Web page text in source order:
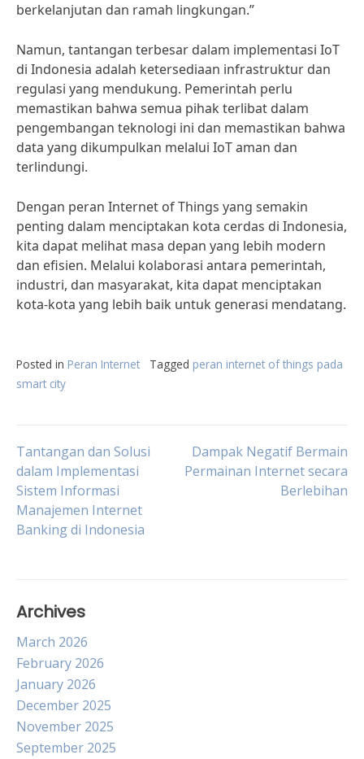
berkelanjutan dan ramah lingkungan.”
Namun, tantangan terbesar dalam implementasi IoT
di Indonesia adalah ketersediaan infrastruktur dan
regulasi yang mendukung. Pemerintah perlu
memastikan bahwa semua pihak terlibat dalam
pengembangan teknologi ini dan memastikan bahwa
data yang dikumpulkan melalui IoT aman dan
terlindungi.
Dengan peran Internet of Things yang semakin
penting dalam menciptakan kota cerdas di Indonesia,
kita dapat melihat masa depan yang lebih modern
dan efisien. Melalui kolaborasi antara pemerintah,
industri, dan masyarakat, kita dapat menciptakan
kota-kota yang lebih baik untuk generasi mendatang.
Posted in Peran Internet Tagged peran internet of things pada
smart city
Post
navigation
Tantangan dan Solusi
dalam Implementasi
Sistem Informasi
Manajemen Internet
Banking di Indonesia
Dampak Negatif Bermain
Permainan Internet secara
Berlebihan
Archives
March 2026
February 2026
January 2026
December 2025
November 2025
September 2025